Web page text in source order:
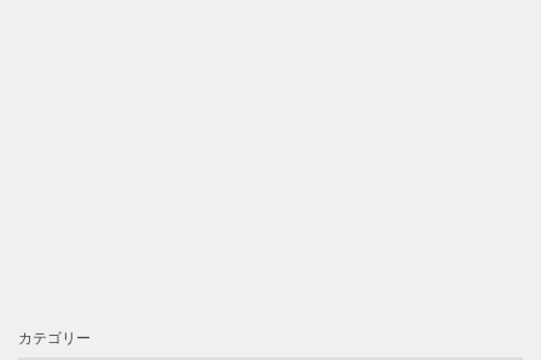
カテゴリー